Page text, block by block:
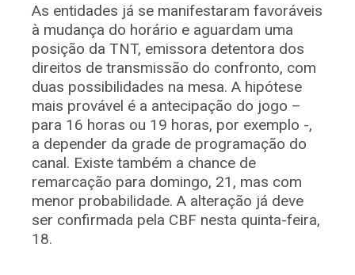
As entidades já se manifestaram favoráveis
à mudança do horário e aguardam uma
posição da TNT, emissora detentora dos
direitos de transmissão do confronto, com
duas possibilidades na mesa. A hipótese
mais provável é a antecipação do jogo –
para 16 horas ou 19 horas, por exemplo -,
a depender da grade de programação do
canal. Existe também a chance de
remarcação para domingo, 21, mas com
menor probabilidade. A alteração já deve
ser confirmada pela CBF nesta quinta-feira,
18.